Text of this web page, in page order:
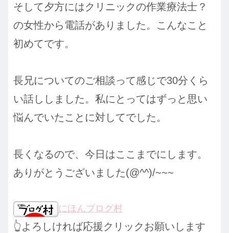
そして夕方にはクリニックの作業療法士？
の女性から電話がありました。こんなこと
初めてです。
長兄についてのご相談って感じで30分くら
い話ししました。私にとってはずっと思い
悩んでいたことに対してでした。
長くなるので、今日はここまでにします。
ありがとうございました(@^^)/~~~
にほんブログ村
👆よろしければ応援クリックお願いします